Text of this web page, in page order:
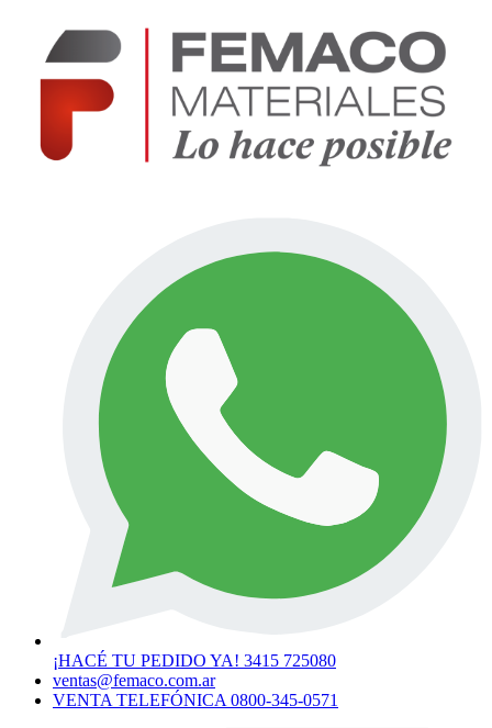
¡HACÉ TU PEDIDO YA! 3415 725080
ventas@femaco.com.ar
VENTA TELEFÓNICA 0800-345-0571